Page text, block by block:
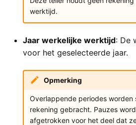
werktijd.
Jaar werkelijke werktijd: De
voor het geselecteerde jaar.
Opmerking
Overlappende periodes worden
rekening gebracht. Pauzes
afgetrokken voor het deel dat